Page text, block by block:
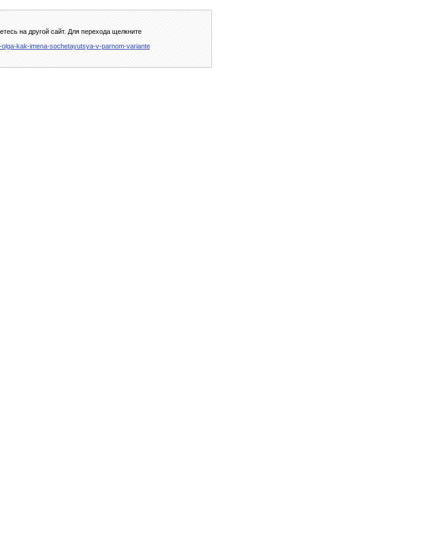
на другой сайт. Для перехода щелкните
kak-imena-sochetayutsya-v-parnom-variante